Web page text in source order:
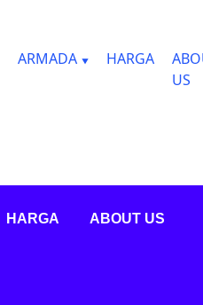
ARMADA HARGA
US
HARGA ABOUT US